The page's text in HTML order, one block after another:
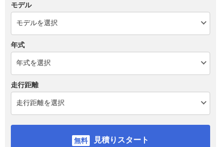
モデル
年式
走行距離
見積りスタート